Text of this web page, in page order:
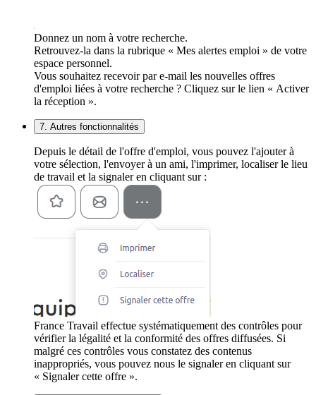
Donnez un nom à votre recherche.
Retrouvez-la dans la rubrique « Mes alertes emploi » de votre
espace personnel.
Vous souhaitez recevoir par e-mail les nouvelles offres
d'emploi liées à votre recherche ? Cliquez sur le lien « Activer
la réception ».
7. Autres fonctionnalités
Depuis le détail de l'offre d'emploi, vous pouvez l'ajouter à
votre sélection, l'envoyer à un ami, l'imprimer, localiser le lieu
de travail et la signaler en cliquant sur :
France Travail effectue systématiquement des contrôles pour
vérifier la légalité et la conformité des offres diffusées. Si
malgré ces contrôles vous constatez des contenus
inappropriés, vous pouvez nous le signaler en cliquant sur
« Signaler cette offre ».